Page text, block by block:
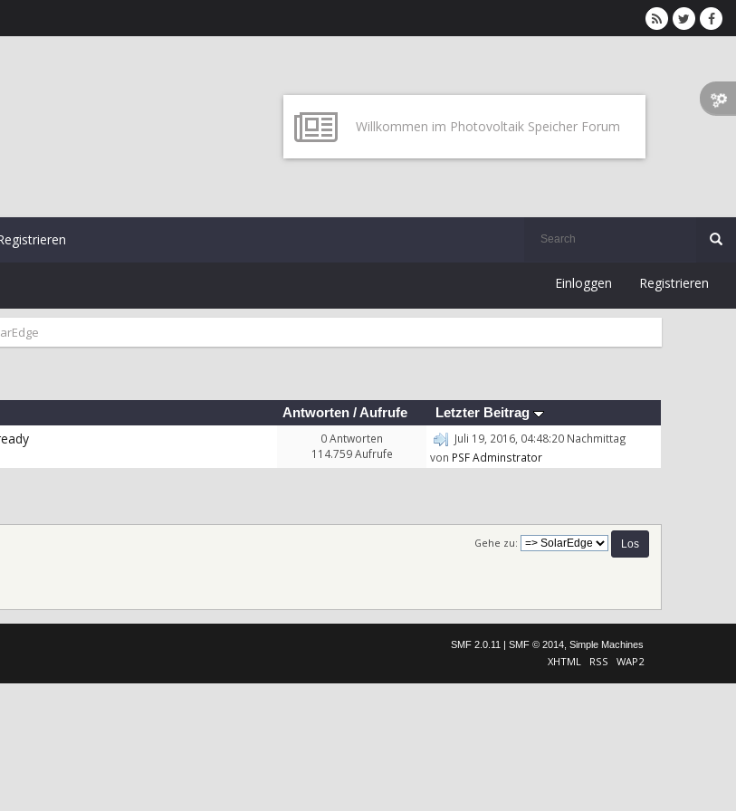
Willkommen im Photovoltaik Speicher Forum
Einloggen Registrieren
Antworten /Aufrufe Letzter Beitrag
0 Antworten
114.759 Aufrufe
Juli 19, 2016, 04:48:20 Nachmittag
von PSF Adminstrator
Gehe zu:
SMF 2.0.11 SMF © 2014, Simple Machines
XHTML RSS WAP2